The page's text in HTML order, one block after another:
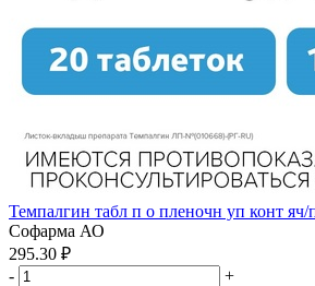
Темпалгин табл п о пленочн уп конт яч/
Софарма АО
295.30 ₽
-
+